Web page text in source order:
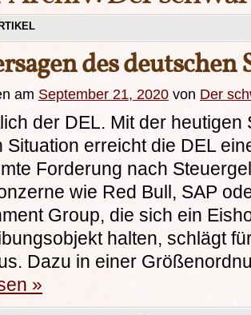
des
am September 21, 2020 von Der
der DEL. Mit der heutigen
Situation erreicht die DEL
Forderung nach
wie Red Bull, SAP
Group, die sich ein
halten, schlägt
Dazu in einer
»